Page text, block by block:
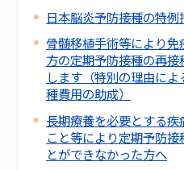
日本脳炎予防接種の特例
骨髄移植手術等により免
方の定期予防接種の再接
します（特別の理由に
種費用の助成）
長期療養を必要とする疾
こと等により定期予防接
とができなかった方へ